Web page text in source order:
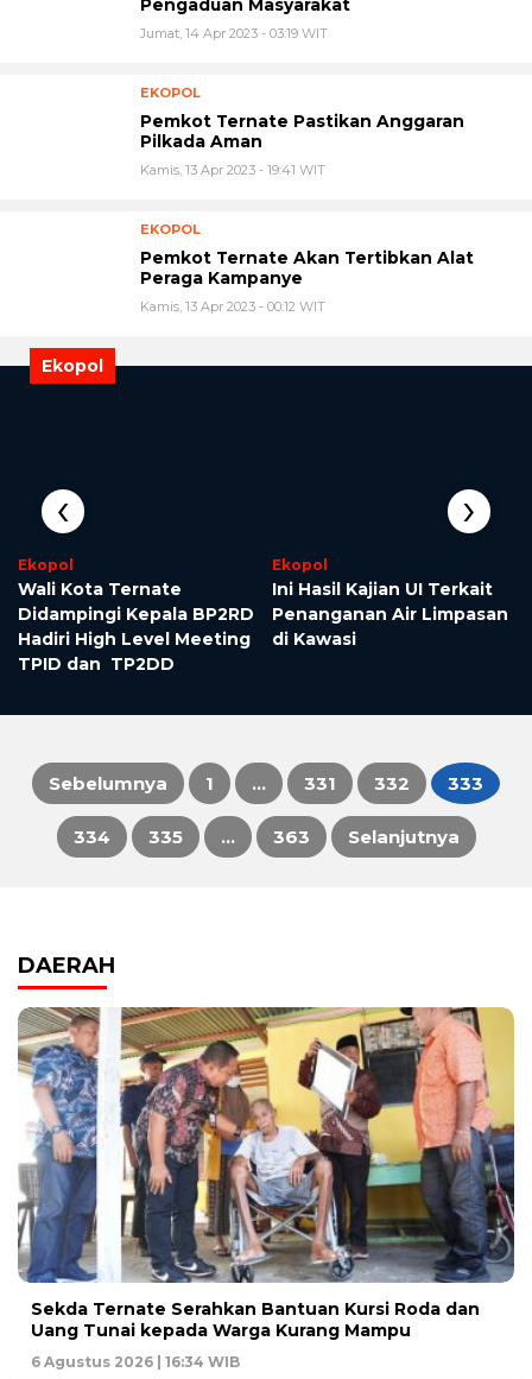
Pengaduan Masyarakat
Jumat, 14 Apr 2023 - 03:19 WIT
EKOPOL
Pemkot Ternate Pastikan Anggaran
Pilkada Aman
Kamis, 13 Apr 2023 - 19:41 WIT
EKOPOL
Pemkot Ternate Akan Tertibkan Alat
Peraga Kampanye
Kamis, 13 Apr 2023 - 00:12 WIT
Ekopol
Ekopol
Wali Kota Ternate
Didampingi Kepala BP2RD
Hadiri High Level Meeting
TPID dan TP2DD
Ekopol
Ini Hasil Kajian UI Terkait
Penanganan Air Limpasan
di Kawasi
‹ ›
Paginasi
Sebelumnya 1 … 331 332 333
334 335 … 363 Selanjutnya
DAERAH
Sekda Ternate Serahkan Bantuan Kursi Roda dan
Uang Tunai kepada Warga Kurang Mampu
6 Agustus 2026 | 16:34 WIB